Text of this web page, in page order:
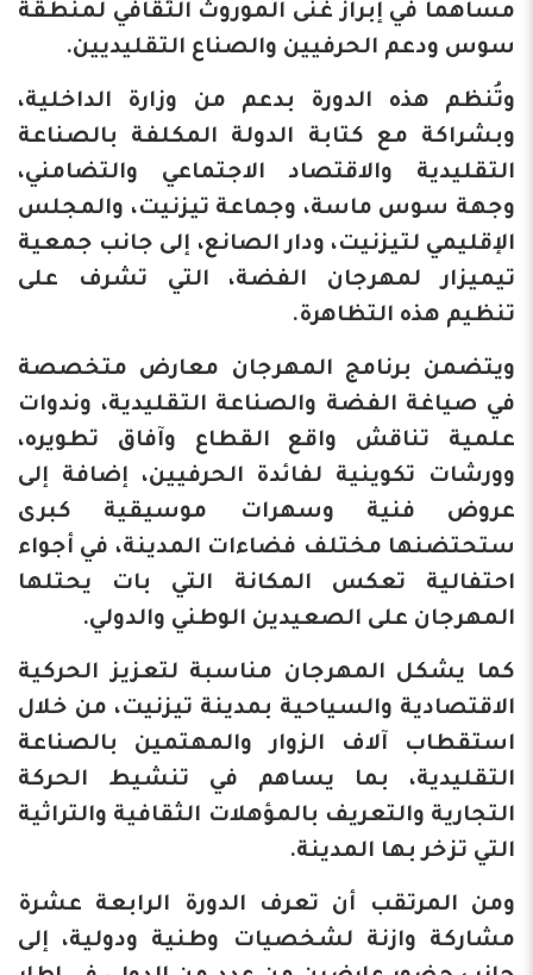
مساهماً في إبراز غنى الموروث الثقافي لمنطقة
سوس ودعم الحرفيين والصناع التقليديين.
وتُنظم هذه الدورة بدعم من وزارة الداخلية،
وبشراكة مع كتابة الدولة المكلفة بالصناعة
التقليدية والاقتصاد الاجتماعي والتضامني،
وجهة سوس ماسة، وجماعة تيزنيت، والمجلس
الإقليمي لتيزنيت، ودار الصانع، إلى جانب جمعية
تيميزار لمهرجان الفضة، التي تشرف على
تنظيم هذه التظاهرة.
ويتضمن برنامج المهرجان معارض متخصصة
في صياغة الفضة والصناعة التقليدية، وندوات
علمية تناقش واقع القطاع وآفاق تطويره،
وورشات تكوينية لفائدة الحرفيين، إضافة إلى
عروض فنية وسهرات موسيقية كبرى
ستحتضنها مختلف فضاءات المدينة، في أجواء
احتفالية تعكس المكانة التي بات يحتلها
المهرجان على الصعيدين الوطني والدولي.
كما يشكل المهرجان مناسبة لتعزيز الحركية
الاقتصادية والسياحية بمدينة تيزنيت، من خلال
استقطاب آلاف الزوار والمهتمين بالصناعة
التقليدية، بما يساهم في تنشيط الحركة
التجارية والتعريف بالمؤهلات الثقافية والتراثية
التي تزخر بها المدينة.
ومن المرتقب أن تعرف الدورة الرابعة عشرة
مشاركة وازنة لشخصيات وطنية ودولية، إلى